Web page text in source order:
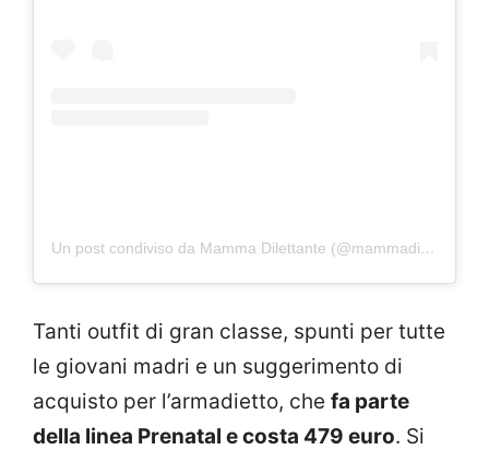
Un post condiviso da Mamma Dilettante (@mammadilettante)
Tanti outfit di gran classe, spunti per tutte
le giovani madri e un suggerimento di
acquisto per l’armadietto, che fa parte
della linea Prenatal e costa 479 euro. Si